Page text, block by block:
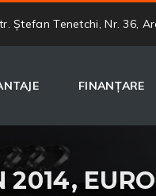
Ștefan Tenetchi, Nr. 36,
FINANȚARE
2014,